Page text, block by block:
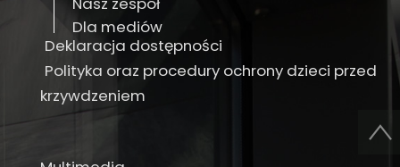
Dla mediów
Deklaracja dostępności
Polityka oraz procedury ochrony dzieci przed
krzywdzeniem